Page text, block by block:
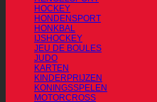
HOCKEY
HONDENSPORT
HONKBAL
IJSHOCKEY
JEU DE BOULES
JUDO
KARTEN
KINDERPRIJZEN
KONINGSSPELEN
MOTORCROSS